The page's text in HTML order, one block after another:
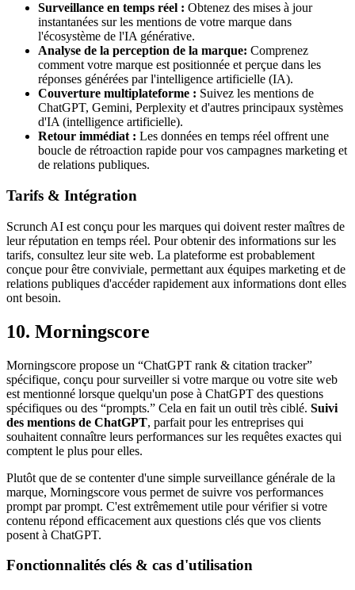
Surveillance en temps réel : Obtenez des mises à jour
instantanées sur les mentions de votre marque dans
l'écosystème de l'IA générative.
Analyse de la perception de la marque: Comprenez
comment votre marque est positionnée et perçue dans les
réponses générées par l'intelligence artificielle (IA).
Couverture multiplateforme : Suivez les mentions de
ChatGPT, Gemini, Perplexity et d'autres principaux systèmes
d'IA (intelligence artificielle).
Retour immédiat : Les données en temps réel offrent une
boucle de rétroaction rapide pour vos campagnes marketing et
de relations publiques.
Tarifs & Intégration
Scrunch AI est conçu pour les marques qui doivent rester maîtres de
leur réputation en temps réel. Pour obtenir des informations sur les
tarifs, consultez leur site web. La plateforme est probablement
conçue pour être conviviale, permettant aux équipes marketing et de
relations publiques d'accéder rapidement aux informations dont elles
ont besoin.
10. Morningscore
Morningscore propose un “ChatGPT rank & citation tracker”
spécifique, conçu pour surveiller si votre marque ou votre site web
est mentionné lorsque quelqu'un pose à ChatGPT des questions
spécifiques ou des “prompts.” Cela en fait un outil très ciblé. Suivi
des mentions de ChatGPT, parfait pour les entreprises qui
souhaitent connaître leurs performances sur les requêtes exactes qui
comptent le plus pour elles.
Plutôt que de se contenter d'une simple surveillance générale de la
marque, Morningscore vous permet de suivre vos performances
prompt par prompt. C'est extrêmement utile pour vérifier si votre
contenu répond efficacement aux questions clés que vos clients
posent à ChatGPT.
Fonctionnalités clés & cas d'utilisation